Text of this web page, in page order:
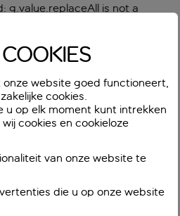
g.value.replaceAll is not a
COOKIES
website goed functioneert,
cookies.
u op elk moment kunt intrekken
cookies en cookieloze
van onze website te
die u op onze website